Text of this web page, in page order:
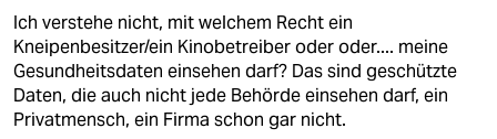
Ich verstehe nicht, mit welchem Recht ein
Kneipenbesitzer/ein Kinobetreiber oder oder.... meine
Gesundheitsdaten einsehen darf? Das sind geschützte
Daten, die auch nicht jede Behörde einsehen darf, ein
Privatmensch, ein Firma schon gar nicht.